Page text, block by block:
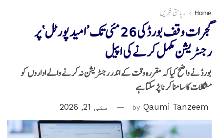
Home ریاستی خبریں
گجرات وقف بورڈ کی 26 مئی تک ’امید پورٹل‘ پر
رجسٹریشن مکمل کرنے کی اپیل
بورڈ نے واضح کیا کہ مقررہ وقت کے اندر رجسٹریشن نہ کرنے والے اداروں کو
مشکلات کا سامنا کرنا پڑ سکتا ہے
by Qaumi Tanzeem مئی 21, 2026